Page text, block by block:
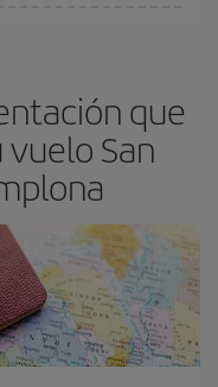
buscas los vuelos con
abiertos, podráselegir
que
San